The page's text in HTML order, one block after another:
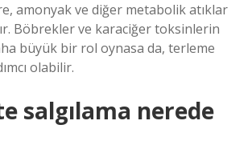
amonyak ve diğer metabolik atıklar
Böbrekler ve karaciğer toksinlerin
büyük bir rol oynasa da, terleme
olabilir.
salgılama nerede